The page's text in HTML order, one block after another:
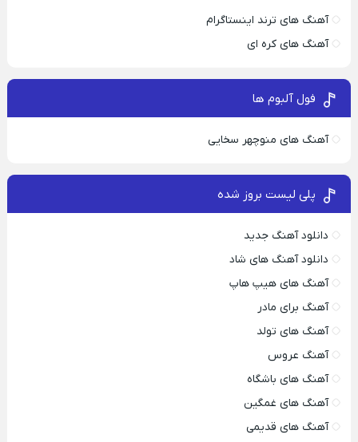
آهنگ های ترند اینستاگرام
آهنگ های کره ای
فول آلبوم ها
آهنگ های منوچهر سخایی
پلی لیست بروز شده
دانلود آهنگ جدید
دانلود آهنگ های شاد
آهنگ های هیپ هاپ
آهنگ برای مادر
آهنگ های تولد
آهنگ عروس
آهنگ های باشگاه
آهنگ های غمگین
آهنگ های قدیمی